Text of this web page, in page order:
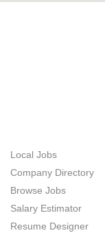
Local Jobs
Company Directory
Browse Jobs
Salary Estimator
Resume Designer